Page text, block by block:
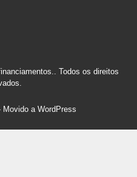
Todos os direitos
a WordPress